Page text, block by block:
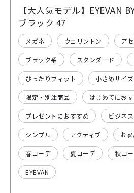
【大人気モデル】EYEVAN
ブラック 47
メガネ ウェリントン ア
ブラック系 スタンダード
ぴったりフィット 小さめサイズ
限定・別注商品 はじめてにお
プレゼントにおすすめ ビジネス
シンプル アクティブ お
春コーデ 夏コーデ 秋コ
EYEVAN